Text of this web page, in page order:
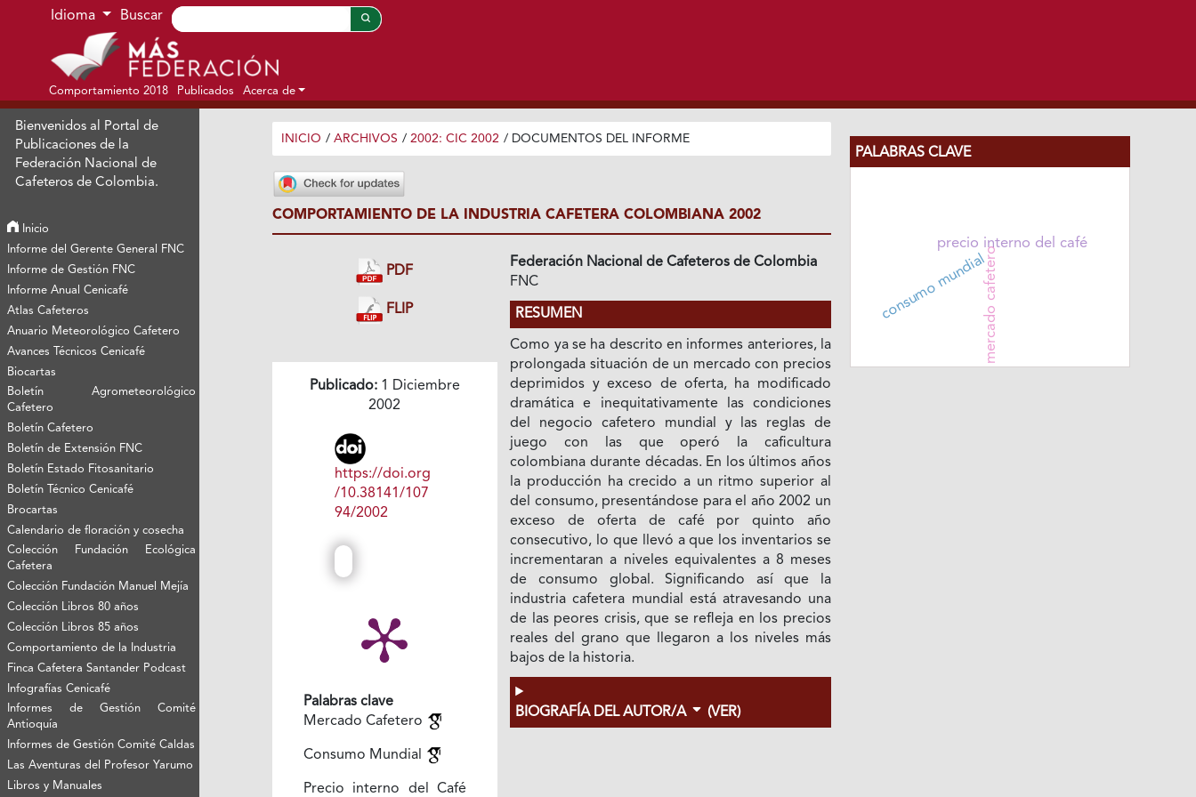
Ir al menú de navegación principal
Ir al contenido principal
Ir al pie de página del sitio
Idioma Buscar
Comportamiento 2018 Publicados Acerca de
Bienvenidos al Portal de
Publicaciones de la
Federación Nacional de
Cafeteros de Colombia.
Inicio
Informe del Gerente General FNC
Informe de Gestión FNC
Informe Anual Cenicafé
Atlas Cafeteros
Anuario Meteorológico Cafetero
Avances Técnicos Cenicafé
Biocartas
Boletín Agrometeorológico
Cafetero
Boletín Cafetero
Boletín de Extensión FNC
Boletín Estado Fitosanitario
Boletín Técnico Cenicafé
Brocartas
Calendario de floración y cosecha
Colección Fundación Ecológica
Cafetera
Colección Fundación Manuel Mejía
Colección Libros 80 años
Colección Libros 85 años
Comportamiento de la Industria
Finca Cafetera Santander Podcast
Infografías Cenicafé
Informes de Gestión Comité
Antioquía
Informes de Gestión Comité Caldas
Las Aventuras del Profesor Yarumo
Libros y Manuales
INICIO / ARCHIVOS / 2002: CIC 2002 / DOCUMENTOS DEL INFORME
COMPORTAMIENTO DE LA INDUSTRIA CAFETERA COLOMBIANA 2002
PDF
FLIP
Publicado:1 Diciembre
2002
https://doi.org
/10.38141/107
94/2002
Palabras clave
Mercado Cafetero
Consumo Mundial
Precio interno del Café
Federación Nacional de Cafeteros de Colombia
FNC
RESUMEN
Como ya se ha descrito en informes anteriores, la
prolongada situación de un mercado con precios
deprimidos y exceso de oferta, ha modificado
dramática e inequitativamente las condiciones
del negocio cafetero mundial y las reglas de
juego con las que operó la caficultura
colombiana durante décadas. En los últimos años
la producción ha crecido a un ritmo superior al
del consumo, presentándose para el año 2002 un
exceso de oferta de café por quinto año
consecutivo, lo que llevó a que los inventarios se
incrementaran a niveles equivalentes a 8 meses
de consumo global. Significando así que la
industria cafetera mundial está atravesando una
de las peores crisis, que se refleja en los precios
reales del grano que llegaron a los niveles más
bajos de la historia.
BIOGRAFÍA DEL AUTOR/A (VER)
PALABRAS CLAVE
mercado cafetero
consumo mundial
precio interno del café